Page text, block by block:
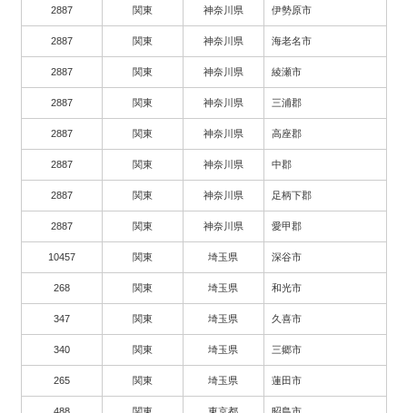
2887 関東 神奈川県 伊勢原市
2887 関東 神奈川県 海老名市
2887 関東 神奈川県 綾瀬市
2887 関東 神奈川県 三浦郡
2887 関東 神奈川県 高座郡
2887 関東 神奈川県 中郡
2887 関東 神奈川県 足柄下郡
2887 関東 神奈川県 愛甲郡
10457 関東 埼玉県 深谷市
268 関東 埼玉県 和光市
347 関東 埼玉県 久喜市
340 関東 埼玉県 三郷市
265 関東 埼玉県 蓮田市